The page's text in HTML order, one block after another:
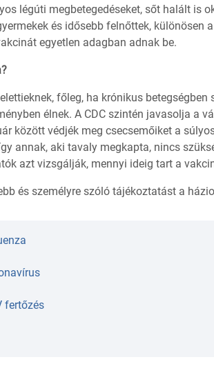
légúti megbetegedéseket, sőt halált is
és idősebb felnőttek, különösen
egyetlen adagban adnak be.
főleg, ha krónikus betegségben
élnek. A CDC szintén javasolja a
között védjék meg csecsemőiket a
annak, aki tavaly megkapta, nincs
azt vizsgálják, mennyi ideig tart a
és személyre szóló tájékoztatást a
fertőzés